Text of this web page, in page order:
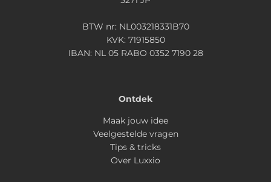
BTW nr: NL003218331B70
KVK: 71915850
IBAN: NL 05 RABO 0352 7190 28
Ontdek
Maak jouw idee
Veelgestelde vragen
Tips & tricks
Over Luxxio